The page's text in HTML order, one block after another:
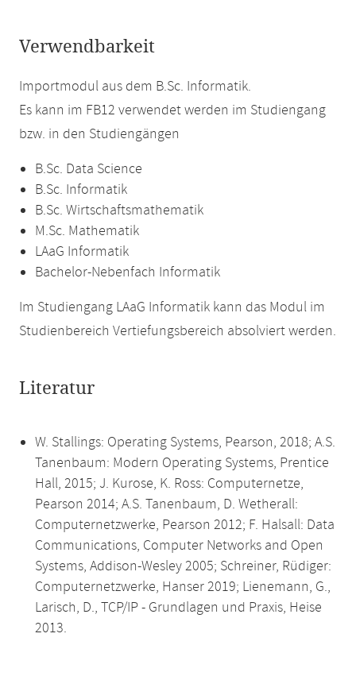
Verwendbarkeit
Importmodul aus dem B.Sc. Informatik.
Es kann im FB12 verwendet werden im Studiengang
bzw. in den Studiengängen
B.Sc. Data Science
B.Sc. Informatik
B.Sc. Wirtschaftsmathematik
M.Sc. Mathematik
LAaG Informatik
Bachelor-Nebenfach Informatik
Im Studiengang LAaG Informatik kann das Modul im
Studienbereich Vertiefungsbereich absolviert werden.
Literatur
W. Stallings: Operating Systems, Pearson, 2018; A.S.
Tanenbaum: Modern Operating Systems, Prentice
Hall, 2015; J. Kurose, K. Ross: Computernetze,
Pearson 2014; A.S. Tanenbaum, D. Wetherall:
Computernetzwerke, Pearson 2012; F. Halsall: Data
Communications, Computer Networks and Open
Systems, Addison-Wesley 2005; Schreiner, Rüdiger:
Computernetzwerke, Hanser 2019; Lienemann, G.,
Larisch, D., TCP/IP - Grundlagen und Praxis, Heise
2013.